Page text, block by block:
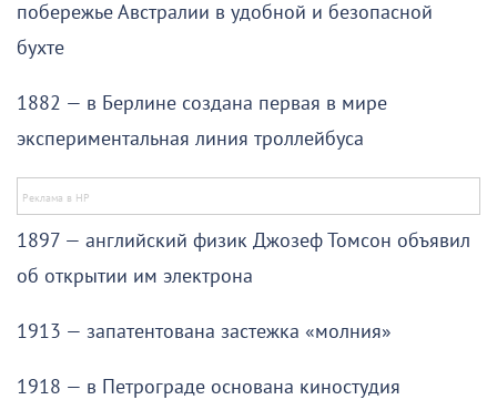
побережье Австралии в удобной и безопасной
бухте
1882 — в Берлине создана первая в мире
экспериментальная линия троллейбуса
1897 — английский физик Джозеф Томсон объявил
об открытии им электрона
1913 — запатентована застежка «молния»
1918 — в Петрограде основана киностудия